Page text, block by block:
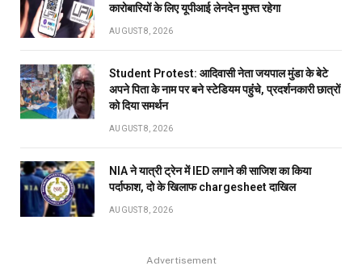
कारोबारियों के लिए यूपीआई लेनदेन मुफ्त रहेगा
AUGUST 8, 2026
Student Protest: आदिवासी नेता जयपाल मुंडा के बेटे
अपने पिता के नाम पर बने स्टेडियम पहुंंचे, प्रदर्शनकारी छात्रों
को दिया समर्थन
AUGUST 8, 2026
NIA ने यात्री ट्रेन में IED लगाने की साजिश का किया
पर्दाफाश, दो के खिलाफ chargesheet दाखिल
AUGUST 8, 2026
Advertisement